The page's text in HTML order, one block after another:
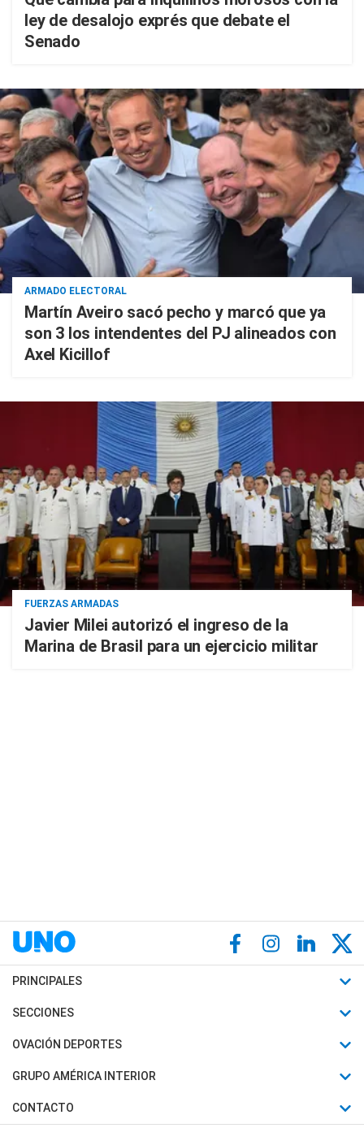
ley de desalojo exprés que debate el
Senado
ARMADO ELECTORAL
Martín Aveiro sacó pecho y marcó que ya
son 3 los intendentes del PJ alineados con
Axel Kicillof
FUERZAS ARMADAS
Javier Milei autorizó el ingreso de la
Marina de Brasil para un ejercicio militar
PRINCIPALES
Últimas Noticias
Política
Judiciales
SECCIONES
Horóscopo
Motores
Trucos caseros
OVACIÓN DEPORTES
Fútbol
Mundial
GRUPO AMÉRICA INTERIOR
Canal 7 en Vivo
CONTACTO